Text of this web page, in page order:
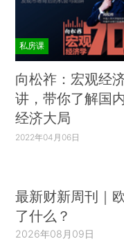
私房课
向松祚：宏观经
讲，带你了解国
经济大局
2022年04月06日
最新财新周刊｜
了什么？
2026年08月09日